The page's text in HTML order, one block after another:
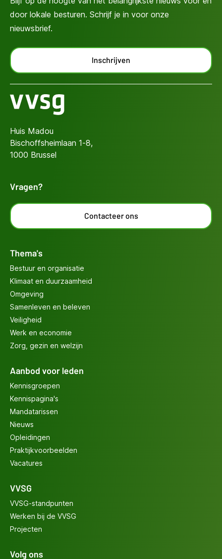
door lokale besturen. Schrijf je in voor onze
nieuwsbrief.
Inschrijven
Huis Madou
Bischoffsheimlaan 1-8,
1000 Brussel
Vragen?
Contacteer ons
Thema's
Bestuur en organisatie
Klimaat en duurzaamheid
Omgeving
Samenleven en beleven
Veiligheid
Werk en economie
Zorg, gezin en welzijn
Aanbod voor leden
Kennisgroepen
Kennispagina's
Mandatarissen
Nieuws
Opleidingen
Praktijkvoorbeelden
Vacatures
VVSG
VVSG-standpunten
Werken bij de VVSG
Projecten
Volg ons